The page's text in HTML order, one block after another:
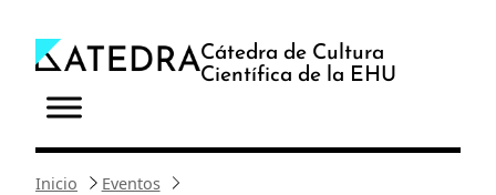
contenido
Cátedra de Cultura
Científica de la EHU
Inicio
Eventos